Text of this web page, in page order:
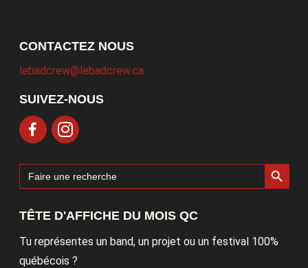
CONTACTEZ NOUS
lebadcrew@lebadcrew.ca
SUIVEZ-NOUS
Search
for:
Search Button
TÊTE D'AFFICHE DU MOIS QC
Tu représentes un band, un projet ou un festival 100%
québécois ?